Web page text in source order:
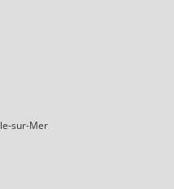
sur-Mer